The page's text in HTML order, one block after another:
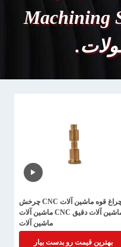
Machining
چراغ قوه ماشین آلات CNC چرخش
ماشین آلات دقیق CNC ماشین آلات
ماشین آلات
بهترین قیمت رو بدست بیار